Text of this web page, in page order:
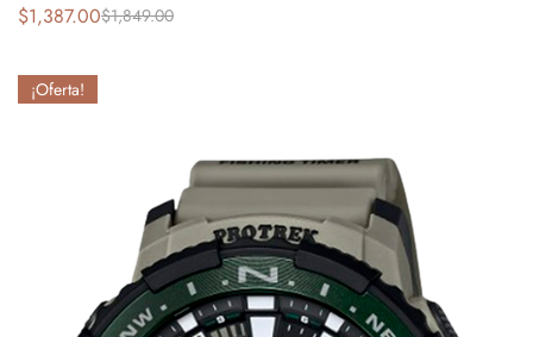
$1,849.00
$1,387.00
¡Oferta!